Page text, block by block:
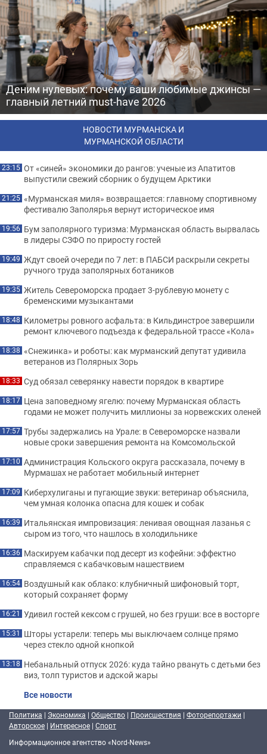
Деним нулевых: почему ваши любимые джинсы —
главный летний must-have 2026
НОВОСТИ МУРМАНСКА И
МУРМАНСКОЙ ОБЛАСТИ
23:15 От «синей» экономики до рангов: ученые из Апатитов
выпустили свежий сборник о будущем Арктики
21:25 «Мурманская миля» возвращается: главному спортивному
фестивалю Заполярья вернут историческое имя
19:56 Бум заполярного туризма: Мурманская область вырвалась
в лидеры СЗФО по приросту гостей
19:49 Ждут своей очереди по 7 лет: в ПАБСИ раскрыли секреты
ручного труда заполярных ботаников
19:35 Житель Североморска продает 3-рублевую монету с
бременскими музыкантами
18:48 Километры ровного асфальта: в Кильдинстрое завершили
ремонт ключевого подъезда к федеральной трассе «Кола»
18:38 «Снежинка» и роботы: как мурманский депутат удивила
ветеранов из Полярных Зорь
18:33 Суд обязал северянку навести порядок в квартире
18:17 Цена заповедному ягелю: почему Мурманская область
годами не может получить миллионы за норвежских оленей
17:57 Трубы задержались на Урале: в Североморске назвали
новые сроки завершения ремонта на Комсомольской
17:10 Администрация Кольского округа рассказала, почему в
Мурмашах не работает мобильный интернет
17:09 Киберхулиганы и пугающие звуки: ветеринар объяснила,
чем умная колонка опасна для кошек и собак
16:39 Итальянская импровизация: ленивая овощная лазанья с
сыром из того, что нашлось в холодильнике
16:36 Маскируем кабачки под десерт из кофейни: эффектно
справляемся с кабачковым нашествием
16:54 Воздушный как облако: клубничный шифоновый торт,
который сохраняет форму
16:21 Удивил гостей кексом с грушей, но без груши: все в восторге
15:31 Шторы устарели: теперь мы выключаем солнце прямо
через стекло одной кнопкой
13:18 Небанальный отпуск 2026: куда тайно рвануть с детьми без
виз, толп туристов и адской жары
Все новости
Политика | Экономика | Общество | Происшествия | Фоторепортажи |
Авторское | Интересное | Спорт
Информационное агентство «Nord-News»